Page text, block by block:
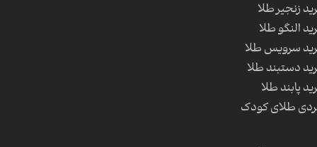
زنجیر طلا
النگو طلا
سرویس طلا
دستبند طلا
پابند طلا
طلای کودک